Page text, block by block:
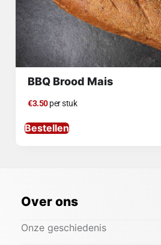
BBQ Brood Mais
€3.50per stuk
Bestellen
Over ons
Onze geschiedenis